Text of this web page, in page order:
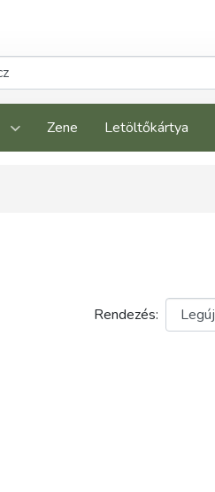
Zene Letöltőkártya
Rendezés: